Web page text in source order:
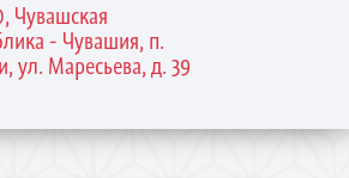
Чувашская
- Чувашия, п.
ул. Маресьева, д. 39